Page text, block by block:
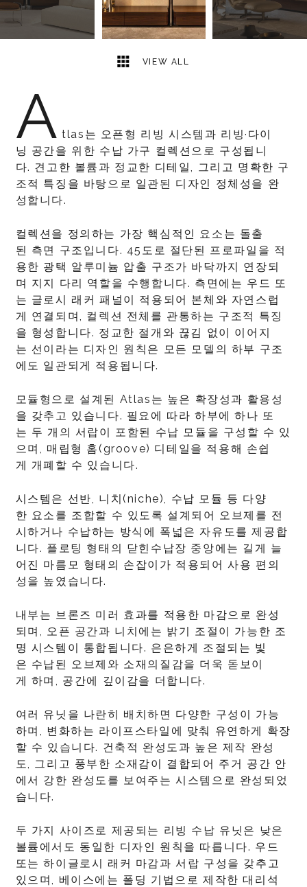
VIEW ALL
A tlas는 오픈형 리빙 시스템과 리빙·다이
닝 공간을 위한 수납 가구 컬렉션으로 구성됩니
다. 견고한 볼륨과 정교한 디테일, 그리고 명확한 구
조적 특징을 바탕으로 일관된 디자인 정체성을 완
성합니다.
컬렉션을 정의하는 가장 핵심적인 요소는 돌출
된 측면 구조입니다. 45도로 절단된 프로파일을 적
용한 광택 알루미늄 압출 구조가 바닥까지 연장되
며 지지 다리 역할을 수행합니다. 측면에는 우드 또
는 글로시 래커 패널이 적용되어 본체와 자연스럽
게 연결되며, 컬렉션 전체를 관통하는 구조적 특징
을 형성합니다. 정교한 절개와 끊김 없이 이어지
는 선이라는 디자인 원칙은 모든 모델의 하부 구조
에도 일관되게 적용됩니다.
모듈형으로 설계된 Atlas는 높은 확장성과 활용성
을 갖추고 있습니다. 필요에 따라 하부에 하나 또
는 두 개의 서랍이 포함된 수납 모듈을 구성할 수 있
으며, 매립형 홈(groove) 디테일을 적용해 손쉽
게 개폐할 수 있습니다.
시스템은 선반, 니치(niche), 수납 모듈 등 다양
한 요소를 조합할 수 있도록 설계되어 오브제를 전
시하거나 수납하는 방식에 폭넓은 자유도를 제공합
니다. 플로팅 형태의 닫힌수납장 중앙에는 길게 늘
어진 마름모 형태의 손잡이가 적용되어 사용 편의
성을 높였습니다.
내부는 브론즈 미러 효과를 적용한 마감으로 완성
되며, 오픈 공간과 니치에는 밝기 조절이 가능한 조
명 시스템이 통합됩니다. 은은하게 조절되는 빛
은 수납된 오브제와 소재의질감을 더욱 돋보이
게 하며, 공간에 깊이감을 더합니다.
여러 유닛을 나란히 배치하면 다양한 구성이 가능
하며, 변화하는 라이프스타일에 맞춰 유연하게 확장
할 수 있습니다. 건축적 완성도과 높은 제작 완성
도, 그리고 풍부한 소재감이 결합되어 주거 공간 안
에서 강한 완성도를 보여주는 시스템으로 완성되었
습니다.
두 가지 사이즈로 제공되는 리빙 수납 유닛은 낮은
볼륨에서도 동일한 디자인 원칙을 따릅니다. 우드
또는 하이글로시 래커 마감과 서랍 구성을 갖추고
있으며, 베이스에는 폴딩 기법으로 제작한 대리석